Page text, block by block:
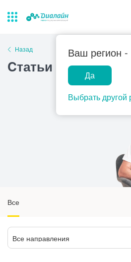
Ваш регион -
Да
Выбрать другой
Лаборатории
Центр
на дому
Закрыть поиск
Популярные запросы
Прием гинеколога
Прием кардиолога
Назад
Cтатьи - страница 4
Все
Все направления